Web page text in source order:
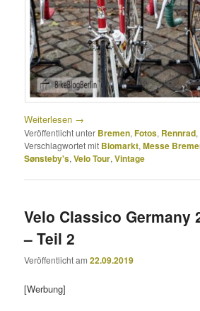
Weiterlesen →
Veröffentlicht unter Bremen,Fotos, Rennrad,
Verschlagwortet mit Biomarkt,Messe
Sønsteby's,Velo Tour,Vintage
Velo Classico Germany
– Teil 2
Veröffentlicht am22.09.2019
[Werbung]